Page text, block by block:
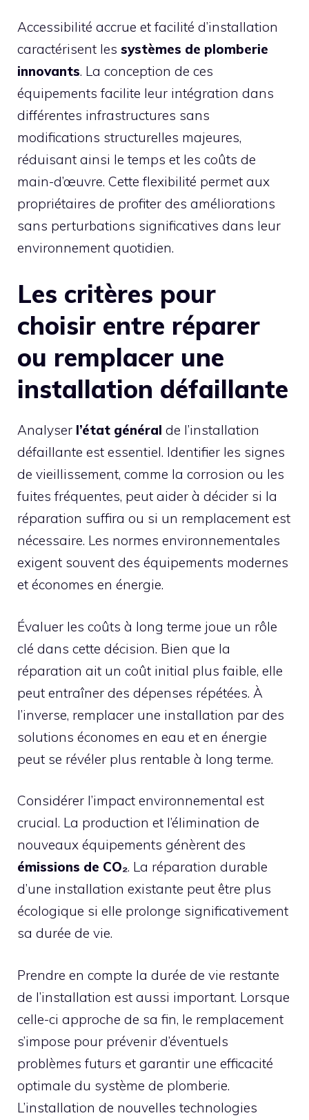
Accessibilité accrue et facilité d’installation
caractérisent les systèmes de plomberie
innovants. La conception de ces
équipements facilite leur intégration dans
différentes infrastructures sans
modifications structurelles majeures,
réduisant ainsi le temps et les coûts de
main-d’œuvre. Cette flexibilité permet aux
propriétaires de profiter des améliorations
sans perturbations significatives dans leur
environnement quotidien.
Les critères pour
choisir entre réparer
ou remplacer une
installation défaillante
Analyser l’état général de l’installation
défaillante est essentiel. Identifier les signes
de vieillissement, comme la corrosion ou les
fuites fréquentes, peut aider à décider si la
réparation suffira ou si un remplacement est
nécessaire. Les normes environnementales
exigent souvent des équipements modernes
et économes en énergie.
Évaluer les coûts à long terme joue un rôle
clé dans cette décision. Bien que la
réparation ait un coût initial plus faible, elle
peut entraîner des dépenses répétées. À
l’inverse, remplacer une installation par des
solutions économes en eau et en énergie
peut se révéler plus rentable à long terme.
Considérer l’impact environnemental est
crucial. La production et l’élimination de
nouveaux équipements génèrent des
émissions de CO₂. La réparation durable
d’une installation existante peut être plus
écologique si elle prolonge significativement
sa durée de vie.
Prendre en compte la durée de vie restante
de l’installation est aussi important. Lorsque
celle-ci approche de sa fin, le remplacement
s’impose pour prévenir d’éventuels
problèmes futurs et garantir une efficacité
optimale du système de plomberie.
L’installation de nouvelles technologies